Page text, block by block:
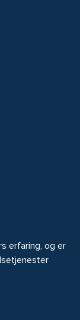
erfaring, og er